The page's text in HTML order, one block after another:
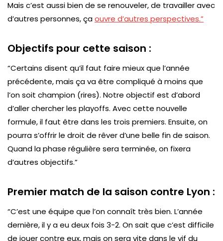
Mais c’est aussi bien de se renouveler, de travailler avec
d’autres personnes, çaouvre d’autres perspectives.”
Objectifs pour cette saison :
“Certains disent qu’il faut faire mieux que l’année
précédente, mais ça va être compliqué à moins que
l’on soit champion (rires). Notre objectif est d’abord
d’aller chercher les playoffs. Avec cette nouvelle
formule, il faut être dans les trois premiers. Ensuite, on
pourra s’offrir le droit de rêver d’une belle fin de saison.
Quand la phase régulière sera terminée, on fixera
d’autres objectifs.”
Premier match de la saison contre Lyon :
“C’est une équipe que l’on connaît très bien. L’année
dernière, il y a eu deux fois 3-2. On sait que c’est difficile
de jouer contre eux, mais on sera vite dans le vif du